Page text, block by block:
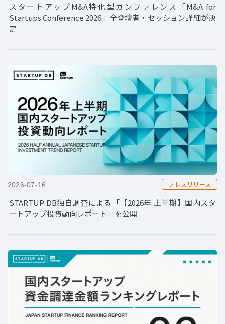
スタートアップM&A特化型カンファレンス「M&A for
Startups Conference 2026」全登壇者・セッション詳細が決
定
2026-07-16 プレスリリース
STARTUP DB独自調査による「【2026年 上半期】国内スタ
ートアップ投資動向レポート」を公開